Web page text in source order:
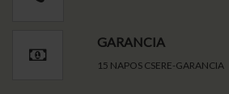
GARANCIA
15 NAPOS CSERE-GARANCIA